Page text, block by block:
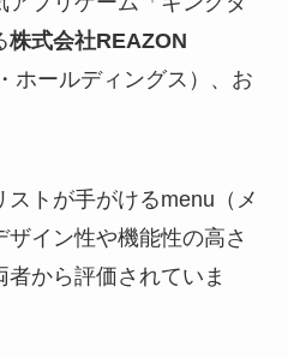
株式会社REAZON
ホールディングス）、お
トが手がけるmenu（メ
イン性や機能性の高さ
から評価されていま